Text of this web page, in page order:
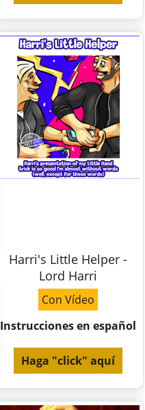
Harri's Little Helper -
Lord Harri
Con Vídeo
Instrucciones en español
Haga "click" aquí